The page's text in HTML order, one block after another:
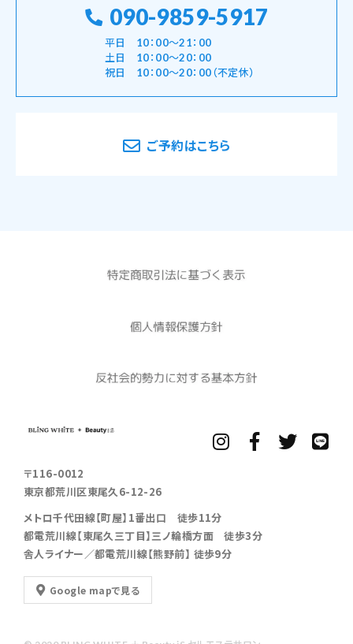
090-9859-5917
平日 10：00～21：00
土日 10：00～20：00
祝日 10：00～20：00（不定休）
ご予約はこちら
〒116-0012
東京都荒川区東尾久6-12-26
メトロ千代田線【町屋】1番出口 徒歩11分
都電荒川線【東尾久三丁目】三ノ輪橋方面 徒歩3分
舎人ライナー／都電荒川線【熊野前】 徒歩9分
Google mapで見る